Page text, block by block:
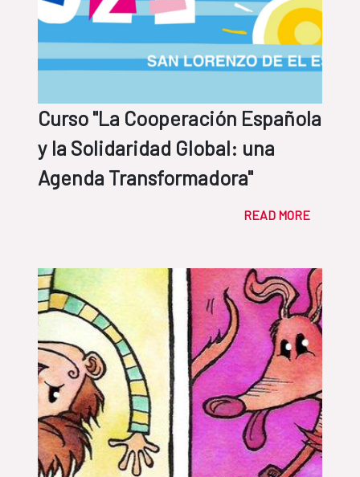
Curso "La Cooperación Española
y la Solidaridad Global: una
Agenda Transformadora"
READ MORE